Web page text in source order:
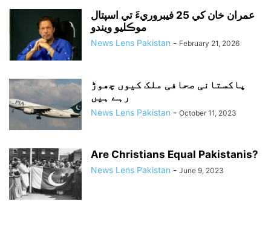
عمران خان کي 25 فيبروريءَ تي اسپتال
موڪليو ويندو
News Lens Pakistan - February 21, 2026
پاکستانی صحافی ملک کیوں چھوڑ
رہے ہیں
News Lens Pakistan - October 11, 2023
Are Christians Equal Pakistanis?
News Lens Pakistan - June 9, 2023